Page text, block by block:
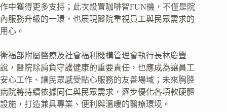
作中獲得更多支持；此次設置咖啡智FUN機，不僅是院
內服務升級的一環，也展現醫院重視員工與民眾需求的
用心。
衛福部附屬醫療及社會福利機構管理會執行長林慶豐
說，醫院除肩負守護健康的重要責任，也應成為讓員工
安心工作、讓民眾感受貼心服務的友善場域；未來胸腔
病院將持續依據同仁與民眾需求，逐步優化各項軟硬體
設施，打造兼具專業、便利與溫暖的醫療環境。